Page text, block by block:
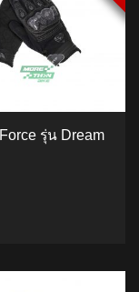
รุ่น Dream